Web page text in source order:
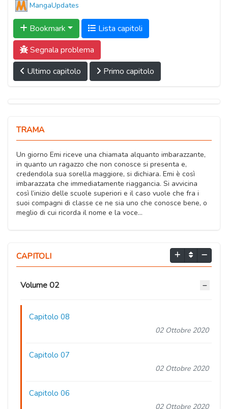
MangaUpdates
Bookmark
Lista capitoli
Segnala problema
Ultimo capitolo
Primo capitolo
TRAMA
Un giorno Emi riceve una chiamata alquanto imbarazzante,
in quanto un ragazzo che non conosce si presenta e,
credendola sua sorella maggiore, si dichiara. Emi è così
imbarazzata che immediatamente riaggancia. Si avvicina
così l’inizio delle scuole superiori e il caso vuole che fra i
suoi compagni di classe ce ne sia uno che conosce bene, o
meglio di cui ricorda il nome e la voce…
CAPITOLI
Volume 02
Capitolo 08
02 Ottobre 2020
Capitolo 07
02 Ottobre 2020
Capitolo 06
02 Ottobre 2020